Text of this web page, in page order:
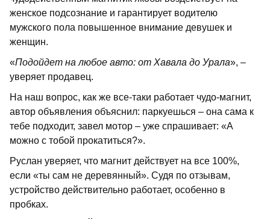
женское подсознание и гарантирует водителю
мужского пола повышенное внимание девушек и
женщин.
«Подойдет на любое авто: oт Хавала дo Уpaла», –
уверяет продавец.
На наш вопрос, как же все-таки работает чудо-магнит,
автор объявления объяснил: паркуешься – она сама к
тебе подходит, завел мотор – уже спрашивает: «А
можно с тобой прокатиться?».
Руслан уверяет, что магнит действует на все 100%,
если «ты сам не деревянный». Судя по отзывам,
устройство действительно работает, особенно в
пробках.